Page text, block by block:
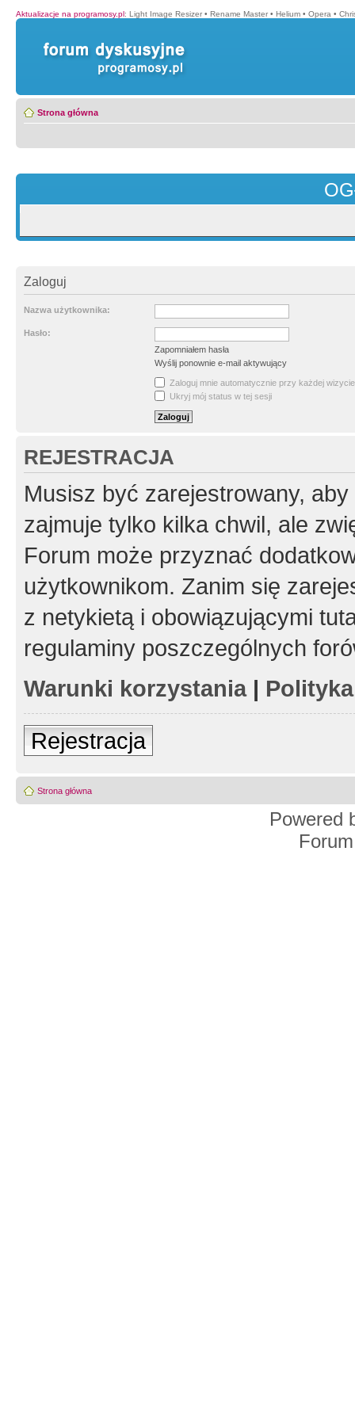
Aktualizacje na programosy.pl: Light Image Resizer • Rename Master • Helium • Opera •
Strona główna
Zaloguj
Nazwa użytkownika:
Hasło:
Zapomniałem hasła
Wyślij ponownie e-mail aktywujący
Zaloguj mnie automatycznie przy każdej wizycie
Ukryj mój status w tej sesji
REJESTRACJA
Musisz być zarejestrowany,
zajmuje tylko kilka chwil, ale
Forum może przyznać
użytkownikom. Zanim się
z netykietą i obowiązującymi
regulaminy poszczególnych
Warunki korzystania|
Rejestracja
Strona główna
Powered